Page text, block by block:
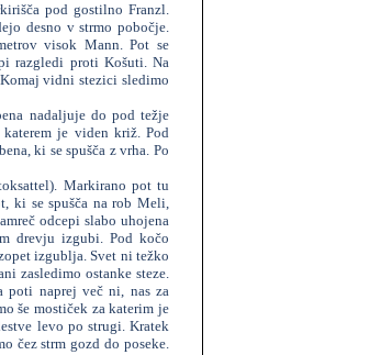
pod gostilno Franzl.
desno v strmo pobočje.
visok Mann. Pot se
razgledi proti Košuti. Na
vidni stezici sledimo
nadaljuje do pod težje
katerem je viden križ. Pod
ki se spušča z vrha. Po
Markirano pot tu
ki se spušča na rob Meli,
odcepi slabo uhojena
drevju izgubi. Pod kočo
izgublja. Svet ni težko
zasledimo ostanke steze.
poti naprej več ni, nas za
še mostiček za katerim je
levo po strugi. Kratek
čez strm gozd do poseke.